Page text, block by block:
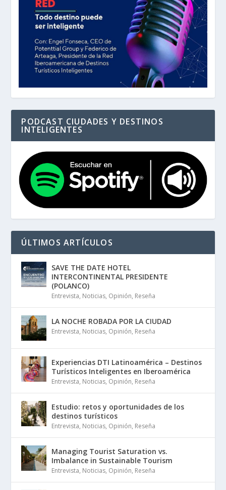
PODCAST CIUDADES Y DESTINOS
INTELIGENTES
ÚLTIMOS ARTÍCULOS
SAVE THE DATE HOTEL
INTERCONTINENTAL PRESIDENTE
(POLANCO)
Entrevista, Noticias, Opinión, Reseña
LA NOCHE ROBADA POR LA CIUDAD
Entrevista, Noticias, Opinión, Reseña
Experiencias DTI Latinoamérica – Destinos
Turísticos Inteligentes en Iberoamérica
Entrevista, Noticias, Opinión, Reseña
Estudio: retos y oportunidades de los
destinos turísticos
Entrevista, Noticias, Opinión, Reseña
Managing Tourist Saturation vs.
Imbalance in Sustainable Tourism
Entrevista, Noticias, Opinión, Reseña